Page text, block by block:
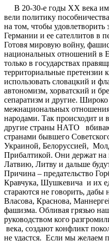
В 20-30-е годы ХХ века
вели политику
на том, чтобы удовлетворить
Германии и ее сателлитов в
Готовя мировую войну,
национальных отношений в
только в государствах
территориальные претензии
использовать словацкий и
автономизм, хорватский и
сепаратизм и другие.
межнациональных
народами. Так происходит
другие страны НАТО
странами бывшего
Украиной, Белоруссией,
Прибалтикой. Они держат
Латвию, Литву и дальше
Причина – предательство
Кравчука, Шушкевича и их
стараются не говорить, дабы
Власова, Краснова,
фашизма. Обливая грязью
руководством кого
века, создают конфликт
не удастся. Если мы желаем